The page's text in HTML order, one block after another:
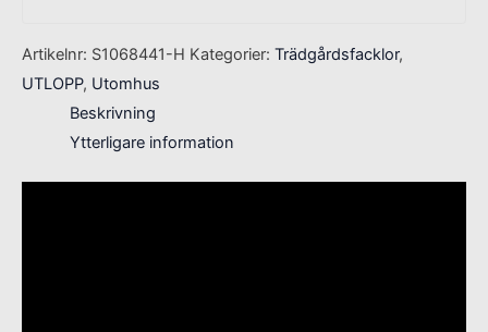
Artikelnr: S1068441-H Kategorier: Trädgårdsfacklor,
UTLOPP, Utomhus
Beskrivning
Ytterligare information